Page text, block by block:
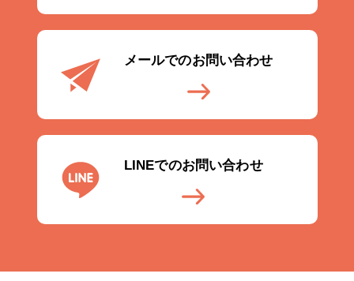
メールでのお問い合わせ
LINEでのお問い合わせ